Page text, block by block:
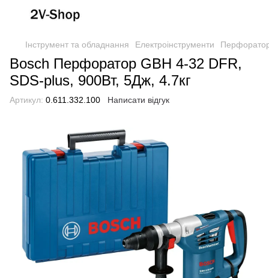
Інструмент та обладнання Електроінструменти
Bosch Перфоратор GBH 4-32 DFR,
SDS-plus, 900Вт, 5Дж, 4.7кг
Артикул: 0.611.332.100 Написати відгук